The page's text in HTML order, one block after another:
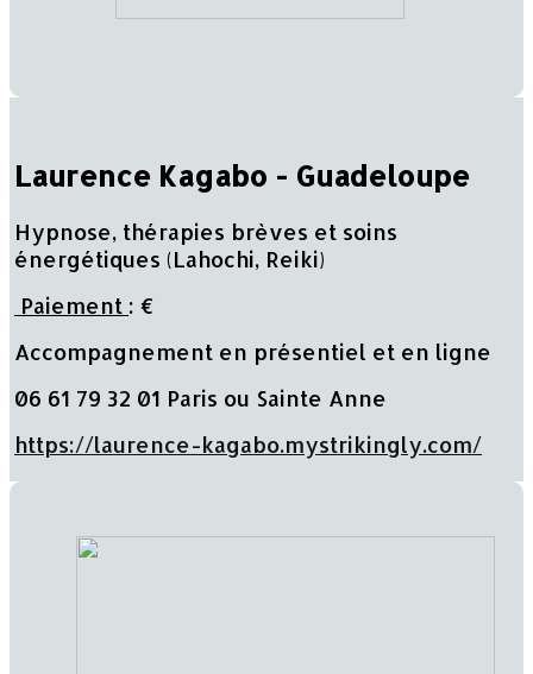
Laurence Kagabo - Guadeloupe
Hypnose, thérapies brèves et soins
énergétiques (Lahochi, Reiki)
Paiement : €
Accompagnement en présentiel et en ligne
06 61 79 32 01 Paris ou Sainte Anne
https://laurence-kagabo.mystrikingly.com/